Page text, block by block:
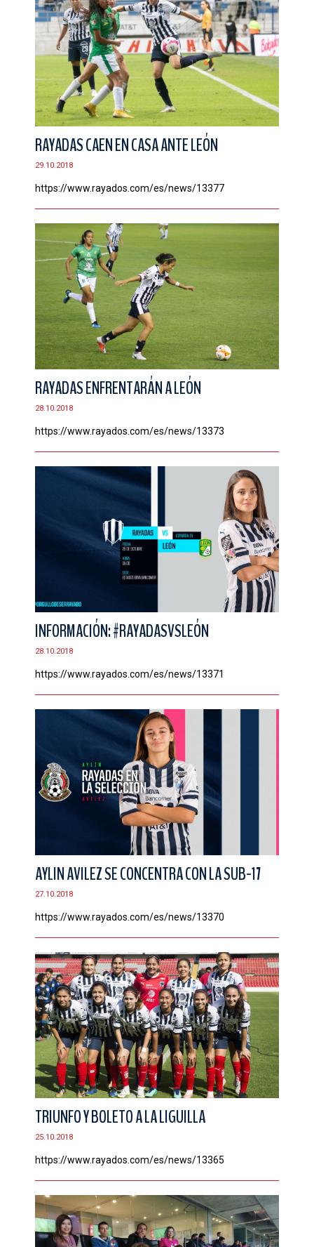
RAYADAS CAEN EN CASA ANTE LEÓN
29.10.2018
https://www.rayados.com/es/news/13377
RAYADAS ENFRENTARÁN A LEÓN
28.10.2018
https://www.rayados.com/es/news/13373
INFORMACIÓN: #RAYADASVSLEÓN
28.10.2018
https://www.rayados.com/es/news/13371
AYLIN AVILEZ SE CONCENTRA CON LA SUB-17
27.10.2018
https://www.rayados.com/es/news/13370
TRIUNFO Y BOLETO A LA LIGUILLA
25.10.2018
https://www.rayados.com/es/news/13365